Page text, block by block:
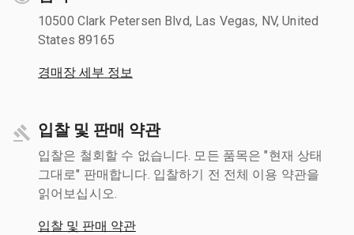
10500 Clark Petersen Blvd, Las Vegas, NV, United
States 89165
경매장 세부 정보
입찰 및 판매 약관
입찰은 철회할 수 없습니다. 모든 품목은 "현재 상태
그대로" 판매합니다. 입찰하기 전 전체 이용 약관을
읽어보십시오.
입찰 및 판매 약관